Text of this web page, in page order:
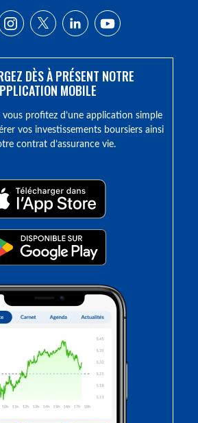
DÈS À PRÉSENT NOTRE
MOBILE
vous profitez d’une application simple
vos investissements boursiers ainsi
contrat d’assurance vie.